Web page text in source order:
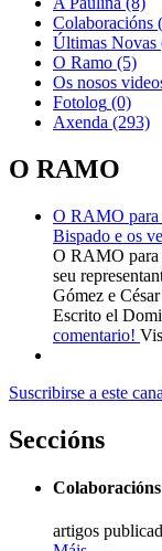
Colaboracións
Últimas Novas
O Ramo (5)
Os nosos
Fotolog (0)
Axenda (293)
O RAMO
O RAMO para
Bispado e os
O RAMO para
seu
Gómez e
Escrito el
comentario!
Suscribirse a este
Seccións
Colaboracións
artigos